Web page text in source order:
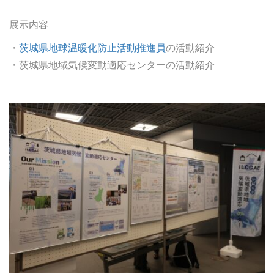
展示内容
・ 茨城県地球温暖化防止活動推進員の活動紹介
・茨城県地域気候変動適応センターの活動紹介